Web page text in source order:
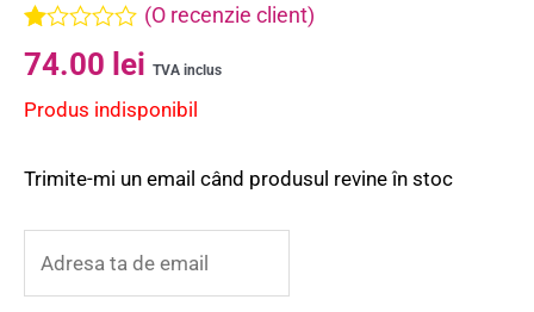
Evaluat
la
din
baza
(O recenzie client)
74.00 lei TVA inclus
Produs indisponibil
Trimite-mi un email când produsul revine în stoc